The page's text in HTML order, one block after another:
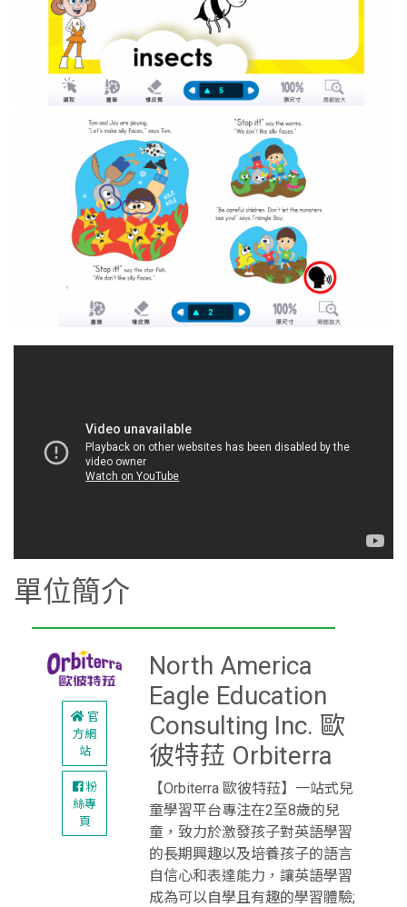
單位簡介
官
方網
站
粉
絲專
頁
North America
Eagle Education
Consulting Inc. 歐
彼特菈 Orbiterra
【Orbiterra 歐彼特菈】一站式兒
童學習平台專注在2至8歲的兒
童，致力於激發孩子對英語學習
的長期興趣以及培養孩子的語言
自信心和表達能力，讓英語學習
成為可以自學且有趣的學習體驗;